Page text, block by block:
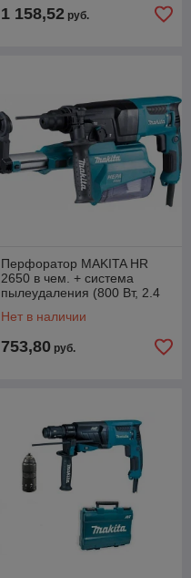
1 158,52 руб.
Перфоратор MAKITA HR
2650 в чем. + система
пылеудаления (800 Вт, 2.4
вес 4.1 кг)
Нет в наличии
753,80 руб.